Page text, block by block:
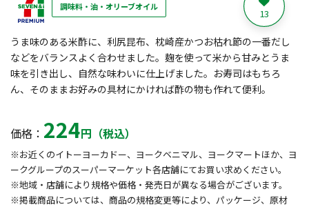
調味料・油・オリーブオイル 13
うま味のある米酢に、利尻昆布、枕崎産かつお枯れ節の一番だし
などをバランスよく合わせました。麹を使って米から甘みとうま
味を引き出し、自然な味わいに仕上げました。お寿司はもちろ
ん、そのままお好みの具材にかければ酢の物も作れて便利。
価格： 224円（税込）
※お近くのイトーヨーカドー、ヨークベニマル、ヨークマートほか、ヨ
ークグループのスーパーマーケット各店舗にてお買い求めください。
※地域・店舗により規格や価格・発売日が異なる場合がございます。
※掲載商品については、商品の規格変更等により、パッケージ、原材